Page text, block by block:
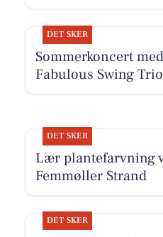
DET SKER
Sommerkoncert
Fabulous Swing
DET SKER
Lær plantefarvning
Femmøller Strand
DET SKER